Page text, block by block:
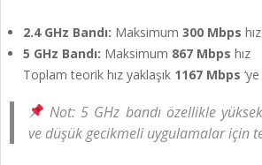
2.4 GHz Bandı: Maksimum 300 Mbps hız
5 GHz Bandı: Maksimum 867 Mbps hız
Toplam teorik hız yaklaşık 1167 Mbps
Not: 5 GHz bandı özellikle
ve düşük gecikmeli uygulamalar için